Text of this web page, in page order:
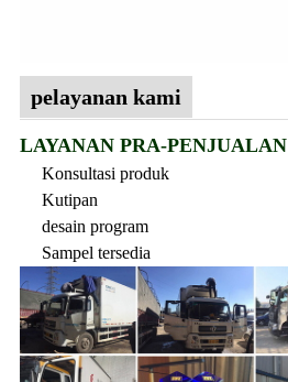
pelayanan kami
LAYANAN PRA-PENJUALAN
Konsultasi produk
Kutipan
desain program
Sampel tersedia